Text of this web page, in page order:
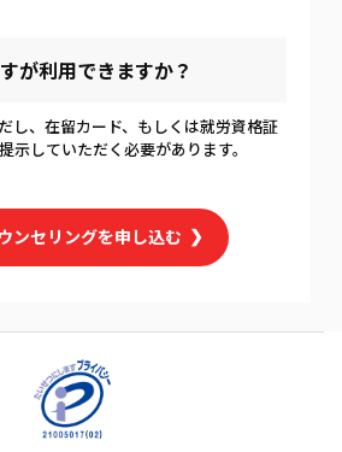
が利用できますか？
し、在留カード、もしくは就労資格証
示していただく必要があります。
ンセリングを申し込む